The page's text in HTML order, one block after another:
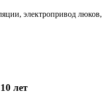
электропривод люков,
лет